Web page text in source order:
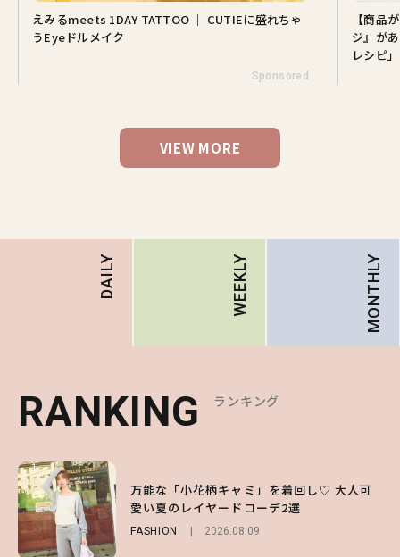
えみるmeets 1DAY TATTOO ｜ CUTIEに盛れちゃ
うEyeドルメイク
Sponsored
【商品
ジ』が
レシピ」
VIEW MORE
DAILY WEEKLY MONTHLY
RANKING ランキング
1
万能な「小花柄キャミ」を着回し♡ 大人可
愛い夏のレイヤードコーデ2選
FASHION 2026.08.09
RANKING ランキング
1
【森香澄】理想のスタイルはどう作る？体型
キープの秘訣や夏の過ごし方など独占インタ
ビュー！
ENTERTAINMENT
RANKING ランキング
1
【SNIDEL】長濱ねるとロマンティックトラ
ッドな秋はじめ｜2026秋の新作コーデ4選
FASHION Sponsored